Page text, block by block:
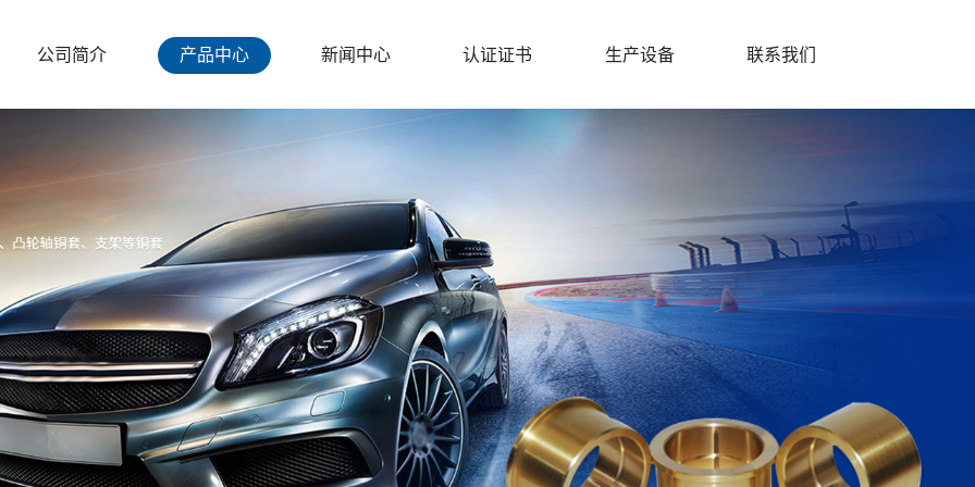
公司简介 产品中心 新闻中心 认证证书 生产设备 联系我们